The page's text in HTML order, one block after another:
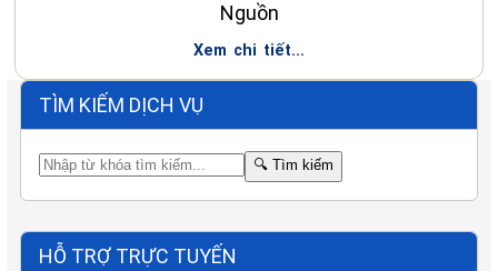
Nguồn
Xem chi tiết...
TÌM KIẾM DỊCH VỤ
🔍 Tìm kiếm
HỖ TRỢ TRỰC TUYẾN